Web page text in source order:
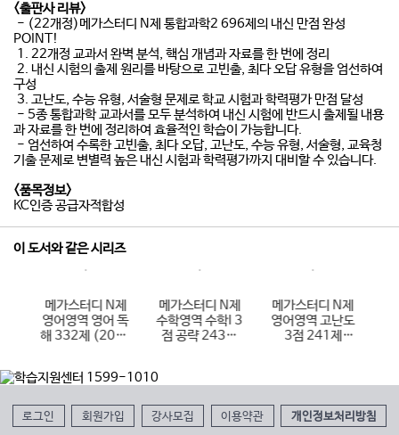
<출판사 리뷰>
- (22개정)메가스터디 N제 통합과학2 696제의 내신 만점 완성
POINT!
1. 22개정 교과서 완벽 분석, 핵심 개념과 자료를 한 번에 정리
2. 내신 시험의 출제 원리를 바탕으로 고빈출, 최다 오답 유형을 엄선하여
구성
3. 고난도, 수능 유형, 서술형 문제로 학교 시험과 학력평가 만점 달성
- 5종 통합과학 교과서를 모두 분석하여 내신 시험에 반드시 출제될 내용
과 자료를 한 번에 정리하여 효율적인 학습이 가능합니다.
- 엄선하여 수록한 고빈출, 최다 오답, 고난도, 수능 유형, 서술형, 교육청
기출 문제로 변별력 높은 내신 시험과 학력평가까지 대비할 수 있습니다.
<품목정보>
KC인증 공급자적합성
이 도서와 같은 시리즈
메가스터디 N제
영어영역 영어 독
해 332제 (2026
메가스터디 N제
수학영역 수학I 3
점 공략 243제
메가스터디 N제
영어영역 고난도
3점 241제
로그인 회원가입 강사모집 이용약관 개인정보처리방침